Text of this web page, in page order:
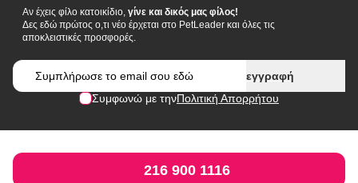
Αν έχεις φίλο κατοικίδιο, γίνε και δικός μας φίλος!
Δες εδώ πρώτος ο,τι νέο έρχεται στο PetLeader και όλες τις
αποκλειστικές προσφορές.
εγγραφή
Συμφωνώ με τηνΠολιτική Απορρήτου
216 900 1116